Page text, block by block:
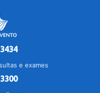
e exames